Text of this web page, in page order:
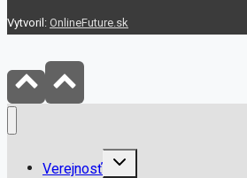
Vytvoril: OnlineFuture.sk
Verejnosť